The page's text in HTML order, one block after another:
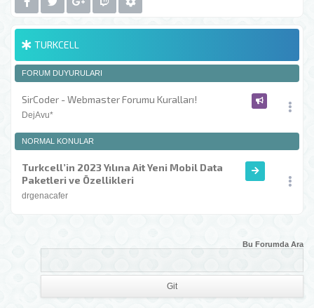
TURKCELL
FORUM DUYURULARI
SirCoder - Webmaster Forumu Kuralları!
DejAvu*
NORMAL KONULAR
Turkcell’in 2023 Yılına Ait Yeni Mobil Data
Paketleri ve Özellikleri
drgenacafer
Bu Forumda Ara